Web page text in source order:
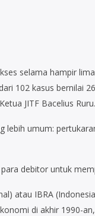
selama hampir
102 kasus bernilai
JITF Bacelius Ruru.
umum:
debitor untuk
atau IBRA
di akhir 1990-